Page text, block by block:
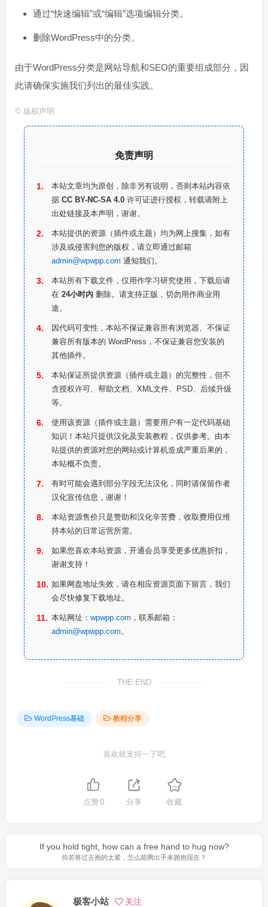
通过“快速编辑”或“编辑”选项编辑分类。
删除WordPress中的分类。
由于WordPress分类是网站导航和SEO的重要组成部分，因
此请确保实施我们列出的最佳实践。
© 版权声明
免责声明
本站文章均为原创，除非另有说明，否则本站内容依
据 CC BY-NC-SA 4.0 许可证进行授权，转载请附上
出处链接及本声明，谢谢。
本站提供的资源（插件或主题）均为网上搜集，如有
涉及或侵害到您的版权，请立即通过邮箱
admin@wpwpp.com 通知我们。
本站所有下载文件，仅用作学习研究使用，下载后请
在 24小时内 删除。请支持正版，切勿用作商业用
途。
因代码可变性，本站不保证兼容所有浏览器、不保证
兼容所有版本的 WordPress，不保证兼容您安装的
其他插件。
本站保证所提供资源（插件或主题）的完整性，但不
含授权许可、帮助文档、XML文件、PSD、后续升级
等。
使用该资源（插件或主题）需要用户有一定代码基础
知识！本站只提供汉化及安装教程，仅供参考。由本
站提供的资源对您的网站或计算机造成严重后果的，
本站概不负责。
有时可能会遇到部分字段无法汉化，同时请保留作者
汉化宣传信息，谢谢！
本站资源售价只是赞助和汉化辛苦费，收取费用仅维
持本站的日常运营所需。
如果您喜欢本站资源，开通会员享受更多优惠折扣，
谢谢支持！
如果网盘地址失效，请在相应资源页面下留言，我们
会尽快修复下载地址。
本站网址： wpwpp.com ，联系邮箱：
admin@wpwpp.com。
THE END
WordPress基础 教程分享
喜欢就支持一下吧
点赞0 分享 收藏
If you hold tight, how can a free hand to hug now?
你若将过去抱的太紧，怎么能腾出手来拥抱现在？
极客小站 关注